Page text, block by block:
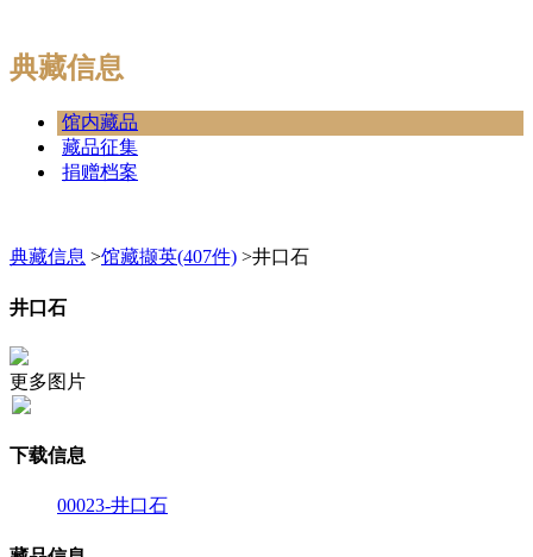
典藏信息
馆内藏品
藏品征集
捐赠档案
典藏信息 >馆藏撷英(407件) >井口石
井口石
更多图片
下载信息
00023-井口石